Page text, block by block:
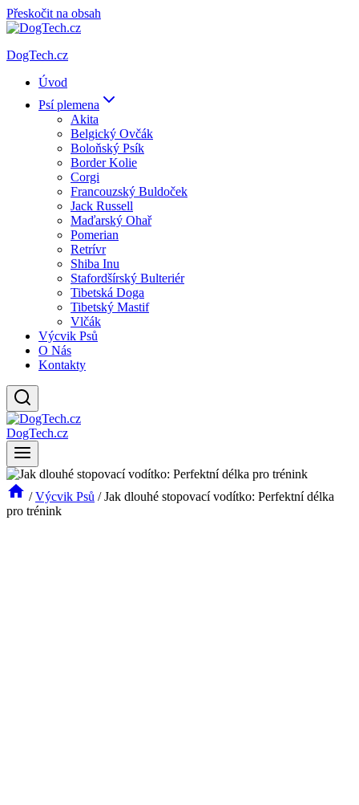
Přeskočit na obsah
DogTech.cz
Úvod
Psí plemena
Akita
Belgický Ovčák
Boloňský Psík
Border Kolie
Corgi
Francouzský Buldoček
Jack Russell
Maďarský Ohař
Pomerian
Retrívr
Shiba Inu
Stafordšírský Bulteriér
Tibetská Doga
Tibetský Mastif
Vlčák
Výcvik Psů
O Nás
Kontakty
DogTech.cz
/ Výcvik Psů / Jak dlouhé stopovací vodítko: Perfektní délka
pro trénink